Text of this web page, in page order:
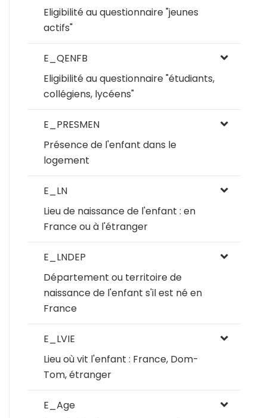
Eligibilité au questionnaire "jeunes
actifs"
E_QENFB
Eligibilité au questionnaire "étudiants,
collégiens, lycéens"
E_PRESMEN
Présence de l'enfant dans le
logement
E_LN
Lieu de naissance de l'enfant : en
France ou à l'étranger
E_LNDEP
Département ou territoire de
naissance de l'enfant s'il est né en
France
E_LVIE
Lieu où vit l'enfant : France, Dom-
Tom, étranger
E_Age